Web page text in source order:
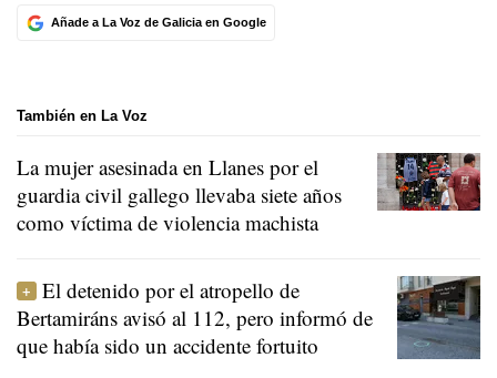
Añade a La Voz de Galicia en Google
También en La Voz
La mujer asesinada en Llanes por el
guardia civil gallego llevaba siete años
como víctima de violencia machista
El detenido por el atropello de
Bertamiráns avisó al 112, pero informó de
que había sido un accidente fortuito